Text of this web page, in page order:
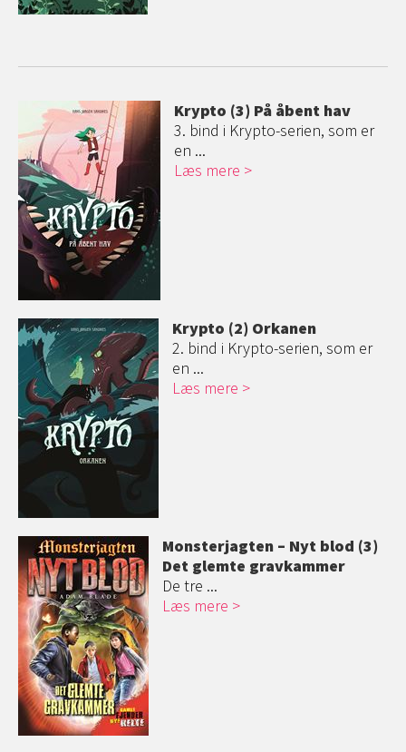
Krypto (3) På åbent hav
3. bind i Krypto-serien, som er
en ...
Læs mere
Krypto (2) Orkanen
2. bind i Krypto-serien, som er
en ...
Læs mere
Monsterjagten – Nyt blod (3)
Det glemte gravkammer
De tre ...
Læs mere